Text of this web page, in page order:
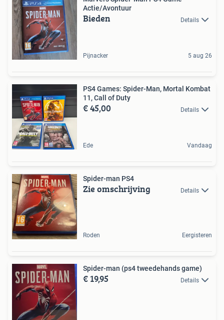
Actie/Avontuur
Bieden Details
Pijnacker 5 aug 26
PS4 Games: Spider-Man, Mortal Kombat
11, Call of Duty
€ 45,00 Details
Ede Vandaag
Spider-man PS4
Zie omschrijving Details
Roden Eergisteren
Spider-man (ps4 tweedehands game)
€ 19,95 Details